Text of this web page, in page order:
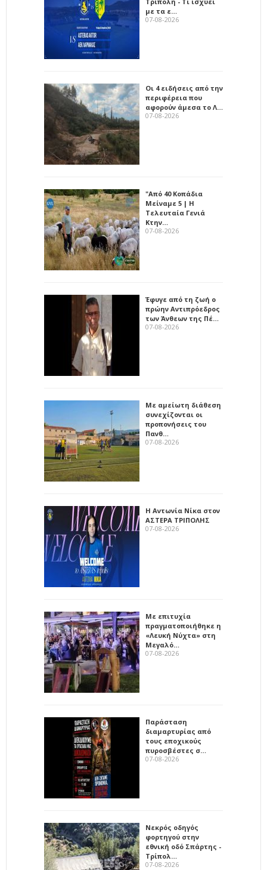
με τα ε…
07-08-2026
Οι 4 ειδήσεις από την
περιφέρεια που
αφορούν άμεσα το Λ…
07-08-2026
"Από 40 Κοπάδια
Μείναμε 5 | Η
Τελευταία Γενιά
Κτην…
07-08-2026
Έφυγε από τη ζωή ο
πρώην Αντιπρόεδρος
των Άνθεων της Πέ…
07-08-2026
Με αμείωτη διάθεση
συνεχίζονται οι
προπονήσεις του
Πανθ…
07-08-2026
Η Αντωνία Νίκα στον
ΑΣΤΕΡΑ ΤΡΙΠΟΛΗΣ
07-08-2026
Με επιτυχία
πραγματοποιήθηκε η
«Λευκή Νύχτα» στη
Μεγαλό…
07-08-2026
Παράσταση
διαμαρτυρίας από
τους εποχικούς
πυροσβέστες σ…
07-08-2026
Νεκρός οδηγός
φορτηγού στην
εθνική οδό Σπάρτης -
Τρίπολ…
07-08-2026